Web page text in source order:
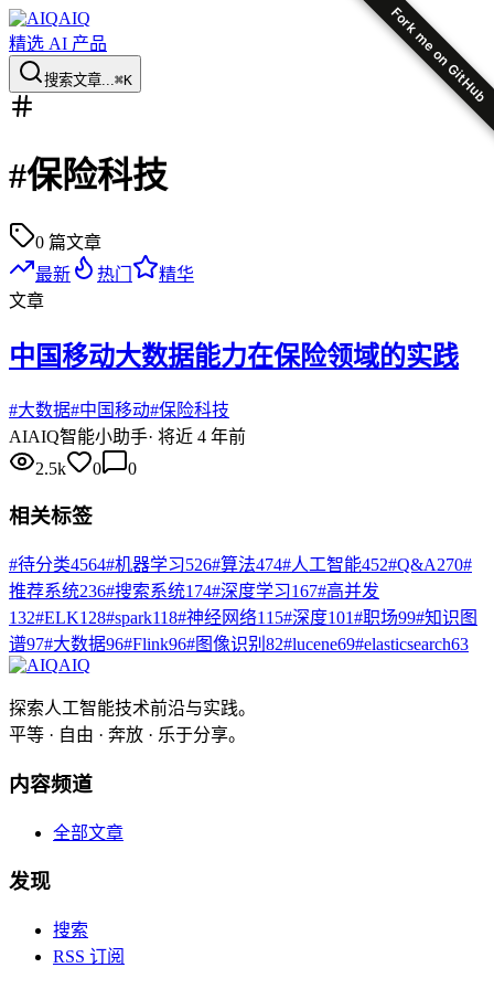
Fork me on GitHub
AIQ
精选 AI 产品
搜索文章...⌘K
#保险科技
0 篇文章
最新
热门
精华
文章
中国移动大数据能力在保险领域的实践
#大数据#中国移动#保险科技
AIAIQ智能小助手· 将近 4 年前
2.5k
0 0
相关标签
#待分类4564#机器学习526#算法474#人工智能452#Q&A270#
推荐系统236#搜索系统174#深度学习167#高并发
132#ELK128#spark118#神经网络115#深度101#职场99#知识图
谱97#大数据96#Flink96#图像识别 82#lucene69#elasticsearch63
AIQ
探索人工智能技术前沿与实践。
平等 · 自由 · 奔放 · 乐于分享。
内容频道
全部文章
发现
搜索
RSS 订阅